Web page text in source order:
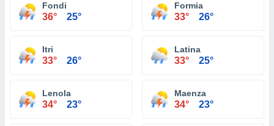
Fondi
36° 25°
Formia
33° 26°
Itri
33° 26°
Latina
33° 25°
Lenola
34° 23°
Maenza
34° 23°